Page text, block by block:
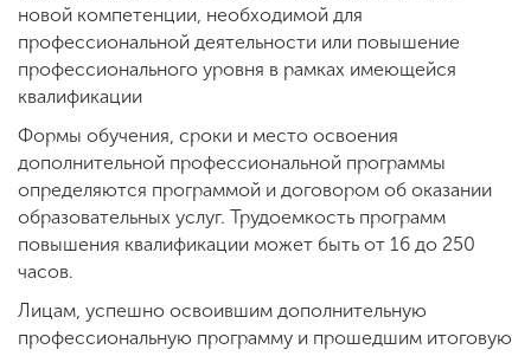
Обучение
Международная
деятельность
Другие виды
деятельности
новой компетенции, необходимой для
профессиональной деятельности или повышение
профессионального уровня в рамках имеющейся
квалификации
Формы обучения, сроки и место освоения
дополнительной профессиональной программы
определяются программой и договором об оказании
образовательных услуг. Трудоемкость программ
повышения квалификации может быть от 16 до 250
часов.
Лицам, успешно освоившим дополнительную
профессиональную программу и прошедшим итоговую